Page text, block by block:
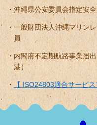
沖縄県公安委員会指定安
一般財団法人沖縄マリン
員
内閣府不定期航路事業届
港）
【 ISO24803適合サービス